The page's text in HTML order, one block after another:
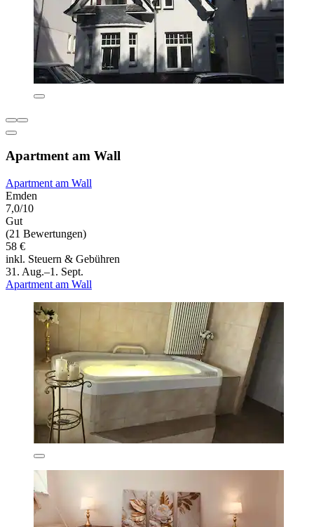
Apartment am Wall
Apartment am Wall
Emden
7,0/10
Gut
(21 Bewertungen)
58 €
inkl. Steuern & Gebühren
31. Aug.–1. Sept.
Apartment am Wall